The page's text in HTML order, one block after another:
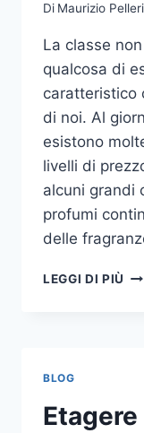
Di Maurizio Pelleri
La classe
qualcosa di
caratteristico
di noi. Al
esistono
livelli di
alcuni grandi
profumi
delle
LEGGI DI PIÙ
BLOG